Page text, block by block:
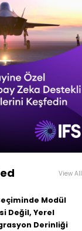
View All
Modül
Değil, Yerel
Derinliği